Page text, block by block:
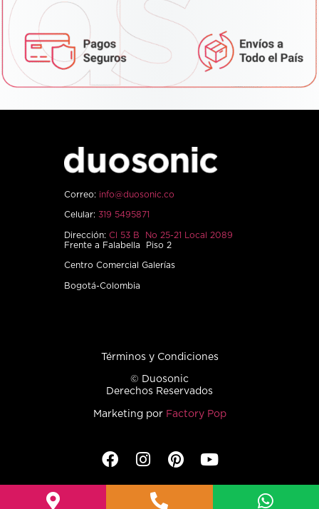
Correo: info@duosonic.co
Celular: 319 5495871
Dirección: Cl 53 B No 25-21 Local 2089
Frente a Falabella Piso 2
Centro Comercial Galerías
Bogotá-Colombia
Términos y Condiciones
© Duosonic
Derechos Reservados
Marketing por Factory Pop